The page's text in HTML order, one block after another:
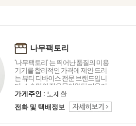
나무팩토리
'나무팩토리' 는 뛰어난 품질의 미용
기기를 합리적인 가격에 제안 드리
는 뷰티 디바이스 전문 브랜드입니
다. 소수만의 전유물이었던 미용기
기를 좀 더 많은 분들이 쉽게 사용하
실 수 있도록 돕겠습니다.
가게주인 : 노재환
전화 및 택배정보